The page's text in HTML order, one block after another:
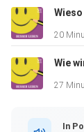
20
27
In